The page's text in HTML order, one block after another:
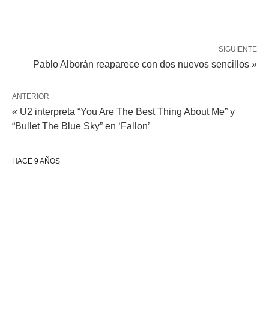
SIGUIENTE
Pablo Alborán reaparece con dos nuevos sencillos »
ANTERIOR
« U2 interpreta “You Are The Best Thing About Me” y
“Bullet The Blue Sky” en ‘Fallon’
HACE 9 AÑOS